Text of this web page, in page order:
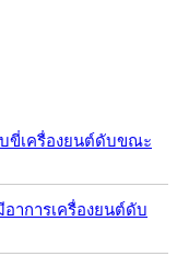
ขี่เครื่องยนต์ดับขณะ
อาการเครื่องยนต์ดับ